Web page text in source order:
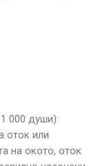
000 души):
оток или
на окото, оток